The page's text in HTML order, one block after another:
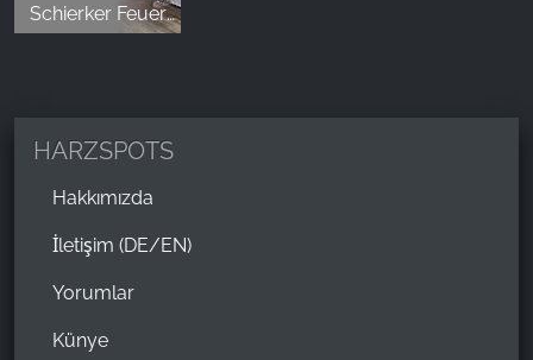
Schierker Feuerstein Ferienwohnungen
HARZSPOTS
Hakkımızda
İletişim (DE/EN)
Yorumlar
Künye